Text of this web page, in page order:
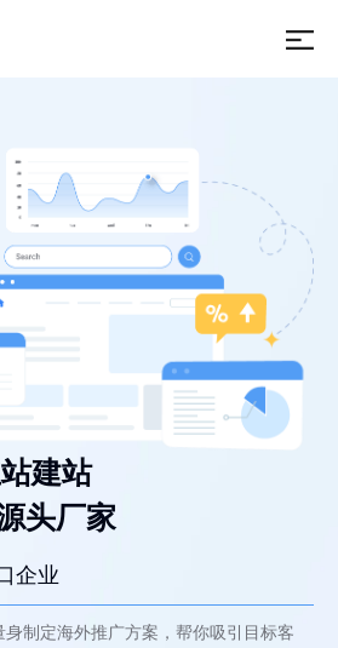
建站
头厂家
企业
制定海外推广方案，帮你吸引目标客